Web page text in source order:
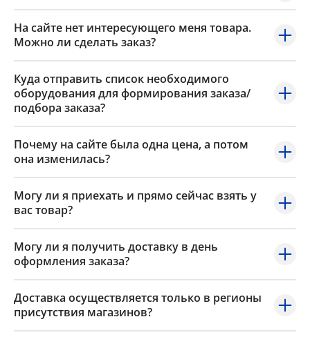
На сайте нет интересующего меня товара.
Можно ли сделать заказ?
Куда отправить список необходимого
оборудования для формирования заказа/
подбора заказа?
Почему на сайте была одна цена, а потом
она изменилась?
Могу ли я приехать и прямо сейчас взять у
вас товар?
Могу ли я получить доставку в день
оформления заказа?
Доставка осуществляется только в регионы
присутствия магазинов?